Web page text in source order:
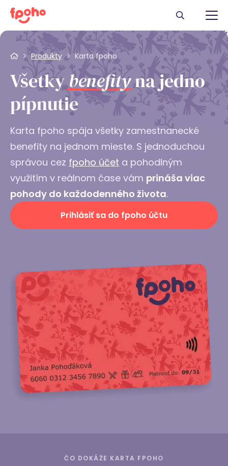
Produkty Karta fpoho
Všetkybenefityna jedno
pípnutie
Karta fpoho spája všetky zamestnanecké
benefity na jednom mieste. S jednoduchou
správou cez fpoho účet a pohodlným
využitím v reálnom čase vám prináša viac
pohody do každodenného života.
Prihlásiť sa do fpoho účtu
ČO DOKÁŽE KARTA FPOHO